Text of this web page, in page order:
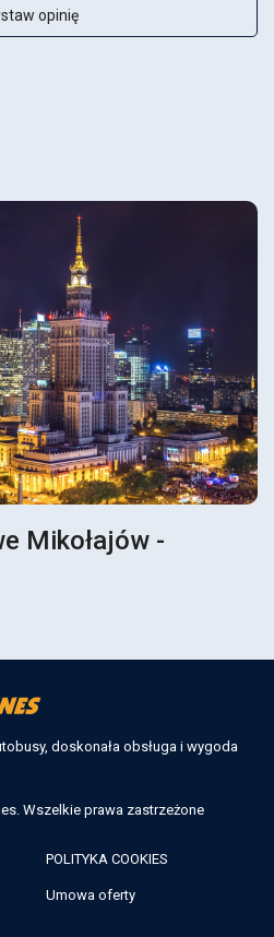
opinię
Mikołajów -
doskonała obsługa i wygoda
Wszelkie prawa zastrzeżone
POLITYKA COOKIES
Umowa oferty